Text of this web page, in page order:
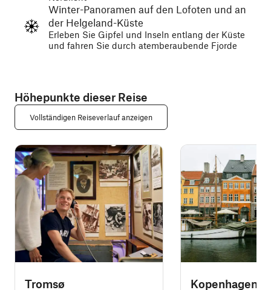
Winter-Panoramen auf den Lofoten und an
der Helgeland-Küste
Erleben Sie Gipfel und Inseln entlang der Küste
und fahren Sie durch atemberaubende Fjorde
Höhepunkte dieser Reise
Vollständigen Reiseverlauf anzeigen
Tromsø Kopenhagen